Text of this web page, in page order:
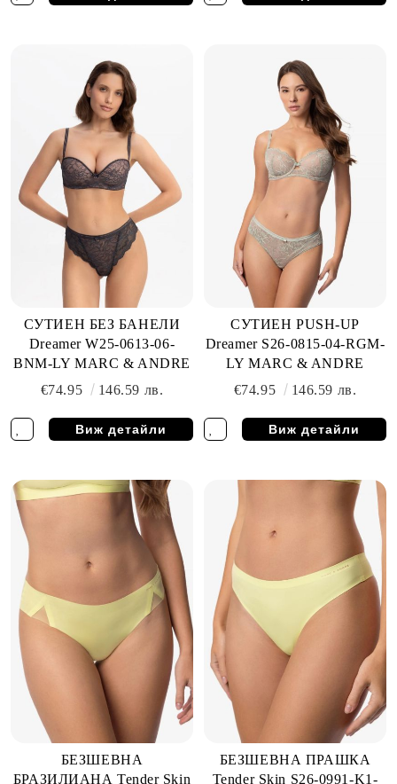
СУТИЕН БЕЗ БАНЕЛИ
Dreamer W25-0613-06-
BNM-LY MARC & ANDRE
€74.95
146.59 лв.
Виж детайли
СУТИЕН PUSH-UP
Dreamer S26-0815-04-RGM-
LY MARC & ANDRE
€74.95
146.59 лв.
Виж детайли
БЕЗШЕВНА
БРАЗИЛИАНА Tender Skin
БЕЗШЕВНА ПРАШКА
Tender Skin S26-0991-K1-